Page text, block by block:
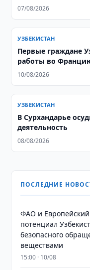
07/08/2026
УЗБЕКИСТАН
Первые граждане
работы во
10/08/2026
УЗБЕКИСТАН
В Сурхандарье
деятельность
08/08/2026
ПОСЛЕДНИЕ
ФАО и
потенциал
безопасного
веществами
15:00 · 10/08